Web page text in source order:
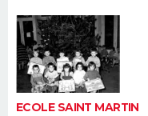
ECOLE SAINT MARTIN